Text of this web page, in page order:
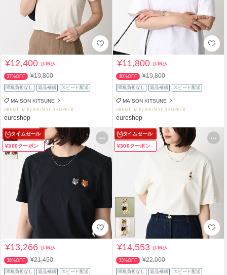
¥12,400送料込
37%OFF ¥19,800
関税負担なし 返品補償 スピード配送
MAISON KITSUNE
PREMIUM PERSONAL SHOPPER
euroshop
¥11,800送料込
40%OFF ¥19,800
関税負担なし 返品補償 スピード配送
MAISON KITSUNE
PREMIUM PERSONAL SHOPPER
euroshop
タイムセール
¥300クーポン
¥13,266送料込
38%OFF ¥21,450
関税負担なし 返品補償 スピード配送
タイムセール
¥300クーポン
¥14,553送料込
33%OFF ¥22,000
関税負担なし 返品補償 スピード配送